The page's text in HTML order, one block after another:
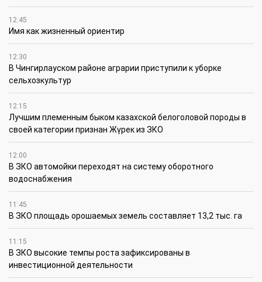
12:45
Имя как жизненный ориентир
12:30
В Чингирлауском районе аграрии приступили к уборке
сельхозкультур
12:15
Лучшим племенным быком казахской белоголовой породы в
своей категории признан Жүрек из ЗКО
12:00
В ЗКО автомойки переходят на систему оборотного
водоснабжения
11:45
В ЗКО площадь орошаемых земель составляет 13,2 тыс. га
11:15
В ЗКО высокие темпы роста зафиксированы в
инвестиционной деятельности